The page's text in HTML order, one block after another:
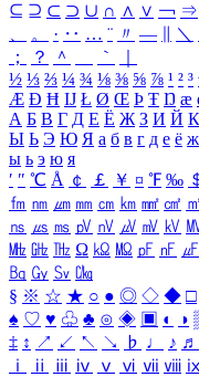
⊆ ⊇ ⊂ ⊃ ∪ ∩ ∧ ∨ ￢ ⇒
、
。 · ‥ … ¨ 〃 ― ＼
；
？ ＾ ｀
½ ⅓ ⅔ ¼ ¾ ⅛ ⅜ ⅝ ⅞ ¹ ² ³
Æ Ð Ħ Ĳ Ł Ø Œ Þ Ŧ Ŋ æ
А Б В Г Д Е Ё Ж З И Й К
Ы Ь Э Ю Я а б в г д е ё ж
ы ь э ю я
′ ″ ℃ Å ￠ ￡ ￥ ¤ ℉ ‰
㎙ ㎚ ㎛ ㎜ ㎝ ㎞ ㎟ ㎠
㎱ ㎲ ㎳ ㎴ ㎵ ㎶ ㎷ ㎸
㎒ ㎓ ㎔ Ω ㏀ ㏁ ㎊ ㎋ ㎌
㏃ ㏉ ㏜ ㏆
§ ※ ☆ ★ ○ ● ◎ ◇ ◆ □
♠ ♡ ♥ ♧ ♣ ⊙ ◈ ▣ ◐ ◑
‡ ↕ ↗ ↙ ↖ ↘ ♭ ♩ ♪ ♬
ⅰ
ⅱ ⅲ ⅳ ⅴ ⅵ ⅶ ⅷ ⅸ